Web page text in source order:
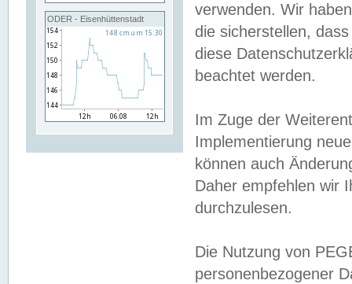
ODER - Eisenhüttenstadt
verwenden. Wir
die sicherstellen,
diese
beachtet werden.
Im Zuge der
Implementierung
können auch
Daher empfehlen wir
durchzulesen.
Die Nutzung von
personenbezogener